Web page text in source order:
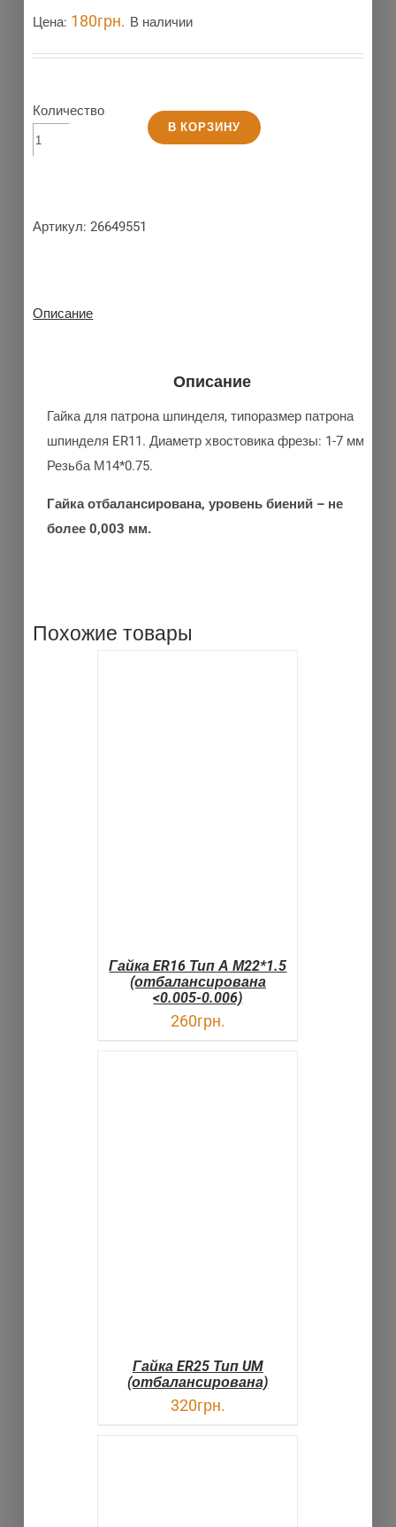
Цена: 180грн. В наличии
Количество
В КОРЗИНУ
Артикул:26649551
Описание
Описание
Гайка для патрона шпинделя, типоразмер патрона
шпинделя ER11. Диаметр хвостовика фрезы: 1-7 мм.
Резьба М14*0.75.
Гайка отбалансирована, уровень биений – не
более 0,003 мм.
Похожие товары
Гайка ER16 Тип А М22*1.5
(отбалансирована
<0.005-0.006)
260грн.
Гайка ER25 Тип UM
(отбалансирована)
320грн.